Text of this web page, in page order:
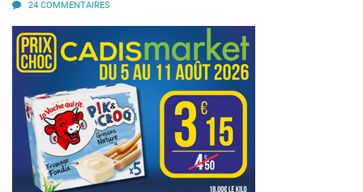
24 COMMENTAIRES